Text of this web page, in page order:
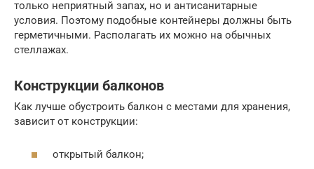
только неприятный запах, но и антисанитарные
условия. Поэтому подобные контейнеры должны быть
герметичными. Располагать их можно на обычных
стеллажах.
Конструкции балконов
Как лучше обустроить балкон с местами для хранения,
зависит от конструкции:
открытый балкон;